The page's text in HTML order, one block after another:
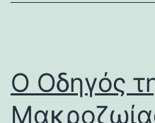
Ο Οδηγός